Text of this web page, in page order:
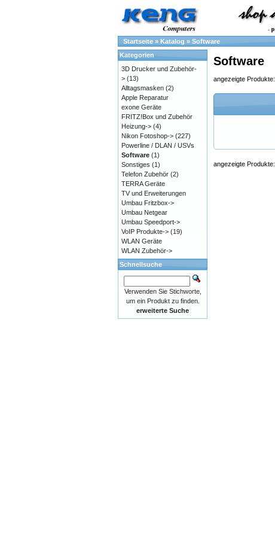
Startseite » Katalog » Software
Software
angezeigte Produkte:
angezeigte Produkte:
Kategorien
3D Drucker und Zubehör-
> (13)
Alltagsmasken (2)
Apple Reparatur
exone Geräte
FRITZ!Box und Zubehör
Heizung-> (4)
Nikon Fotoshop-> (227)
Powerline / DLAN / USVs
Software (1)
Sonstiges (1)
Telefon Zubehör (2)
TERRA Geräte
TV und Erweiterungen
Umbau Fritzbox->
Umbau Netgear
Umbau Speedport->
VoIP Produkte-> (19)
WLAN Geräte
WLAN Zubehör->
Schnellsuche
Verwenden Sie Stichworte,
um ein Produkt zu finden.
erweiterte Suche